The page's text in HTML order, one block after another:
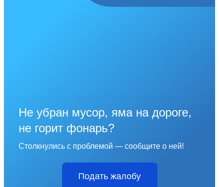
Не убран мусор, яма на дороге,
не горит фонарь?
Столкнулись с проблемой — сообщите о ней!
Подать жалобу